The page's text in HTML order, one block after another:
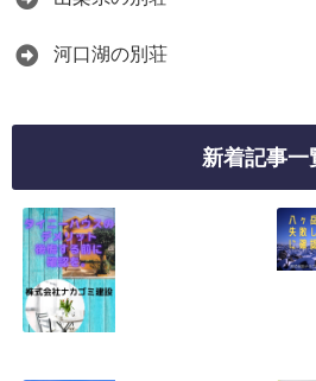
河口湖の別荘
新着記事一